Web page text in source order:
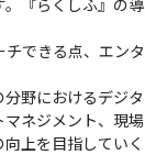
『らくしふ』の導
できる点、エンタ
野におけるデジタ
ネジメント、現場
上を目指していく